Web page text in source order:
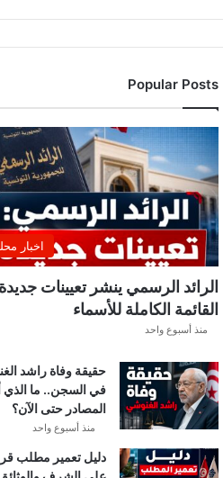
ن
د
ي
ا
ف
ر
ي
ق
ي
ب
ل
ع
ة
د
و
ر
ي
Popular Posts
اخبار
الرائد الرسمي ينشر تعيينات
القائمة الكاملة للأسماء
منذ أسبوع واحد
حقيقة وفاة راشد
في السجن.. ما الذي
المصادر حتى الآن؟
منذ أسبوع واحد
دليل تعمير مطلب